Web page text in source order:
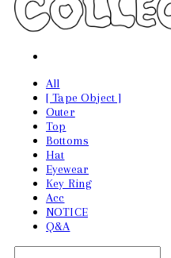
All
[ Tape Object ]
Outer
Top
Bottoms
Hat
Eyewear
Key Ring
Acc
NOTICE
Q&A